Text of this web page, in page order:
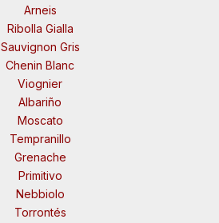
Arneis
Ribolla Gialla
Sauvignon Gris
Chenin Blanc
Viognier
Albariño
Moscato
Tempranillo
Grenache
Primitivo
Nebbiolo
Torrontés